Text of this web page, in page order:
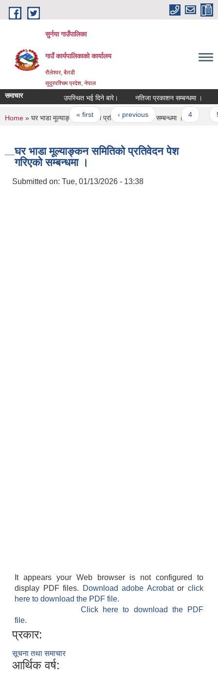
Skip to main content
सुर्नया गाउँपालिका
गाउँ कार्यपालिकाकाे कार्यालय
रौलेश्वर, बैतडी
सुदुरपश्चिम प्रदेश, नेपाल
समाचार उपस्थित भई दिने बारे। नतिजा प्रकाशन सम्बन्धमा ।
Pages
« first ‹ previous … 4 5
You are here
Home » घर भाडा मूल्याङ्कन समितिको प्रतिवेदन पेश गरिएको सम्बन्धमा ।
घर भाडा मूल्याङ्कन समितिको प्रतिवेदन पेश
गरिएको सम्बन्धमा ।
Submitted on: Tue, 01/13/2026 - 13:38
It appears your Web browser is not configured to
display PDF files.
Download adobe Acrobatorclick
here to download the PDF file.
Click here to download the PDF
file.
प्रकार:
सूचना तथा समाचार
आर्थिक वर्ष: